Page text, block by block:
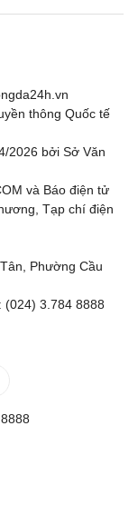
thông Quốc tế
2026 bởi Sở Văn
và Báo điện tử
Tạp chí điện
Phường Cầu
(024) 3.784 8888